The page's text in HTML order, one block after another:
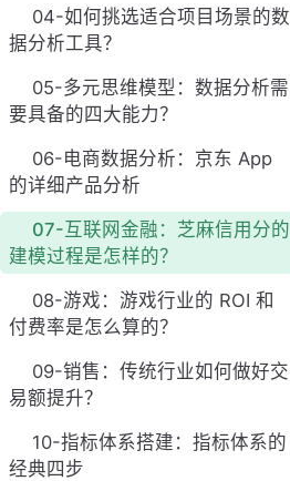
04-如何挑选适合项目场景的数
据分析工具？
05-多元思维模型：数据分析需
要具备的四大能力？
06-电商数据分析：京东 App
的详细产品分析
07-互联网金融：芝麻信用分的
建模过程是怎样的？
08-游戏：游戏行业的 ROI 和
付费率是怎么算的？
09-销售：传统行业如何做好交
易额提升？
10-指标体系搭建：指标体系的
经典四步